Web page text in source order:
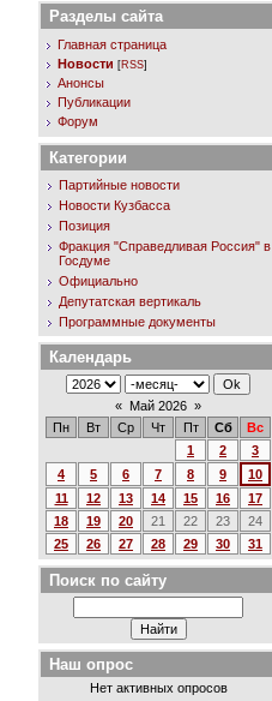
Разделы сайта
Главная страница
Новости [RSS]
Анонсы
Публикации
Форум
Категории
Партийные новости
Новости Кузбасса
Позиция
Фракция "Справедливая Россия" в
Госдуме
Официально
Депутатская вертикаль
Программные документы
Календарь
« Май 2026 »
Пн
Вт Ср Чт Пт Сб
Вс
1
2
3
4
5 6 7 8 9
10
11
12 13 14 15 16
17
18
19 20 21 22 23
24
25
26 27 28 29 30 31
Поиск по сайту
Наш опрос
Нет активных опросов